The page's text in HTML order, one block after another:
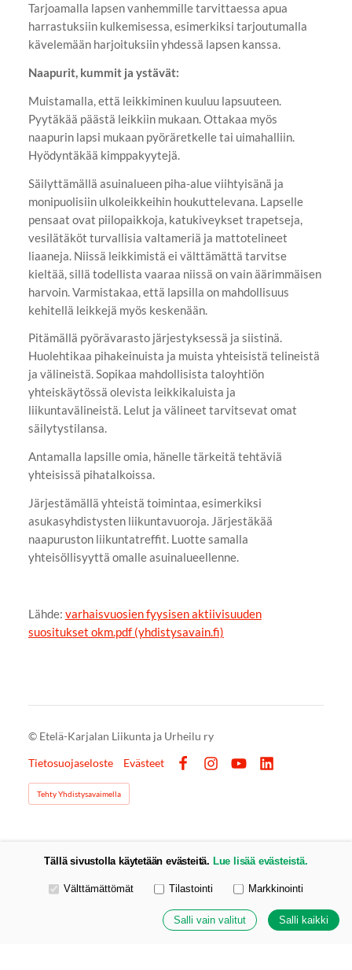
Tarjoamalla lapsen vanhemmille tarvittaessa apua
harrastuksiin kulkemisessa, esimerkiksi tarjoutumalla
kävelemään harjoituksiin yhdessä lapsen kanssa.
Naapurit, kummit ja ystävät:
Muistamalla, että leikkiminen kuuluu lapsuuteen.
Pyytäkää päästä leikkiin mukaan. Ottakaa myös
naapurin lapsi mukaan pyöräretkelle tai uimahalliin.
Hyödyntäkää kimppakyytejä.
Säilyttämällä asuinalueen piha-alue viihtyisänä ja
monipuolisiin ulkoleikkeihin houkuttelevana. Lapselle
pensaat ovat piilopaikkoja, katukiveykset trapetseja,
vesilätäköt turvallisia valtameriä ja mattotelineet
liaaneja. Niissä leikkimistä ei välttämättä tarvitse
kieltää, sillä todellista vaaraa niissä on vain äärimmäisen
harvoin. Varmistakaa, että lapsilla on mahdollisuus
kehitellä leikkejä myös keskenään.
Pitämällä pyörävarasto järjestyksessä ja siistinä.
Huolehtikaa pihakeinuista ja muista yhteisistä telineistä
ja välineistä. Sopikaa mahdollisista taloyhtiön
yhteiskäytössä olevista leikkikaluista ja
liikuntavälineistä. Lelut ja välineet tarvitsevat omat
säilytystilansa.
Antamalla lapsille omia, hänelle tärkeitä tehtäviä
yhteisissä pihatalkoissa.
Järjestämällä yhteistä toimintaa, esimerkiksi
asukasyhdistysten liikuntavuoroja. Järjestäkää
naapuruston liikuntatreffit. Luotte samalla
yhteisöllisyyttä omalle asuinalueellenne.
Lähde: varhaisvuosien fyysisen aktiivisuuden
suositukset okm.pdf (yhdistysavain.fi)
© Etelä-Karjalan Liikunta ja Urheilu ry
Tietosuojaseloste
Evästeet
Tehty Yhdistysavaimella
Tällä sivustolla käytetään evästeitä. Lue lisää evästeistä.
Valitse käytettävät evästeet
Välttämättömät Tilastointi Markkinointi
Salli vain valitut Salli kaikki